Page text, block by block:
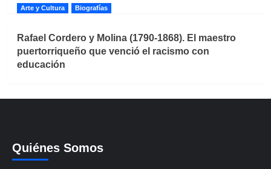
Arte y Cultura Biografías
Rafael Cordero y Molina (1790-1868). El maestro
puertorriqueño que venció el racismo con
educación
Quiénes Somos